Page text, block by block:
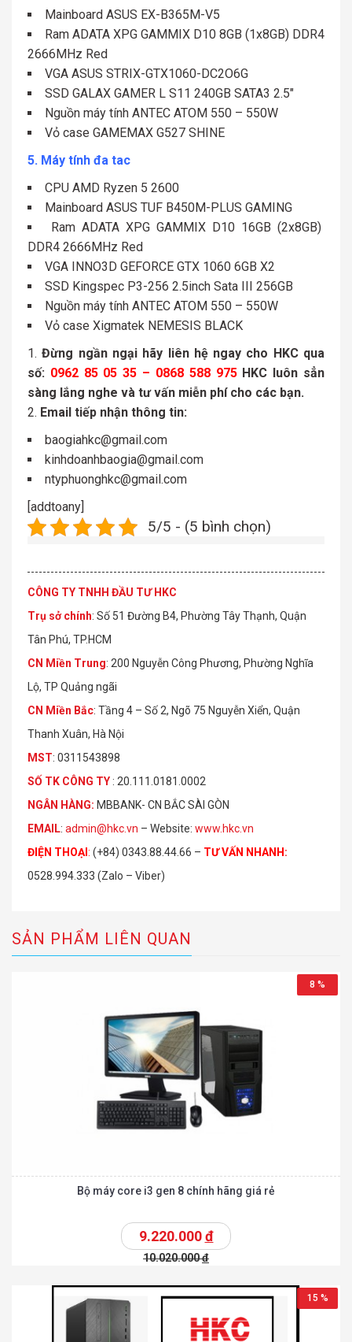
Mainboard ASUS EX-B365M-V5
Ram ADATA XPG GAMMIX D10 8GB (1x8GB) DDR4
2666MHz Red
VGA ASUS STRIX-GTX1060-DC2O6G
SSD GALAX GAMER L S11 240GB SATA3 2.5″
Nguồn máy tính ANTEC ATOM 550 – 550W
Vỏ case GAMEMAX G527 SHINE
5. Máy tính đa tac
CPU AMD Ryzen 5 2600
Mainboard ASUS TUF B450M-PLUS GAMING
Ram ADATA XPG GAMMIX D10 16GB (2x8GB)
DDR4 2666MHz Red
VGA INNO3D GEFORCE GTX 1060 6GB X2
SSD Kingspec P3-256 2.5inch Sata III 256GB
Nguồn máy tính ANTEC ATOM 550 – 550W
Vỏ case Xigmatek NEMESIS BLACK
Đừng ngần ngại hãy liên hệ ngay cho HKC qua
số: 0962 85 05 35 – 0868 588 975HKC luôn sẳn
sàng lắng nghe và tư vấn miễn phí cho các bạn.
Email tiếp nhận thông tin:
baogiahkc@gmail.com
kinhdoanhbaogia@gmail.com
ntyphuonghkc@gmail.com
[addtoany]
5/5 - (5 bình chọn)
CÔNG TY TNHH ĐẦU TƯ HKC
Trụ sở chính: Số 51 Đường B4, Phường Tây Thạnh, Quận
Tân Phú, TP.HCM
CN Miền Trung: 200 Nguyễn Công Phương, Phường Nghĩa
Lộ, TP Quảng ngãi
CN Miền Bắc: Tầng 4 – Số 2, Ngõ 75 Nguyễn Xiển, Quận
Thanh Xuân, Hà Nội
MST: 0311543898
SỐ TK CÔ NG TY : 20.111.0181.0002
NGÂN HÀNG: MBBANK- CN BẮC SÀI GÒN
EMAIL: admin@hkc.vn – Website: www.hkc.vn
ĐIỆN THOẠI : (+84) 0343.88.44.66 – TƯ VẤN NHANH :
0528.994.333 (Zalo – Viber)
SẢN PHẨM LIÊN QUAN
8 %
Bộ máy core i3 gen 8 chính hãng giá rẻ
9.220.000đ
10.020.000đ
15 %